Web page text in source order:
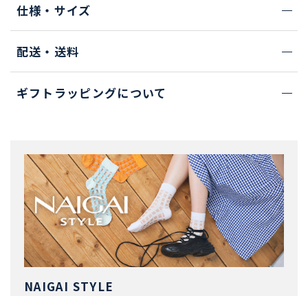
仕様・サイズ
配送・送料
ギフトラッピングについて
NAIGAI STYLE